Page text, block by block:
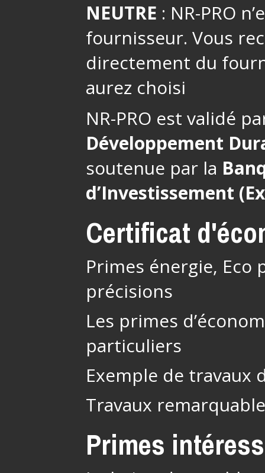
NEUTRE : NR-PRO
fournisseur. Vous
directement du
aurez choisi
NR-PRO est validé
Développement
soutenue par la
d’Investissement
Certificat
Primes énergie, Eco
précisions
Les primes
particuliers
Exemple de travaux
Travaux
Primes